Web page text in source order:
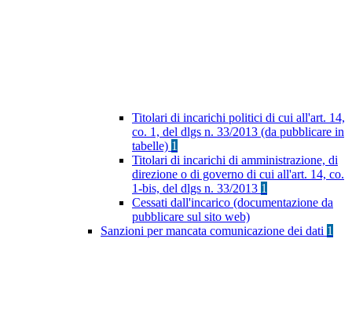
Titolari di incarichi politici di cui all'art. 14,
co. 1, del dlgs n. 33/2013 (da pubblicare in
tabelle) 1
Titolari di incarichi di amministrazione, di
direzione o di governo di cui all'art. 14, co.
1-bis, del dlgs n. 33/2013 1
Cessati dall'incarico (documentazione da
pubblicare sul sito web)
Sanzioni per mancata comunicazione dei dati 1